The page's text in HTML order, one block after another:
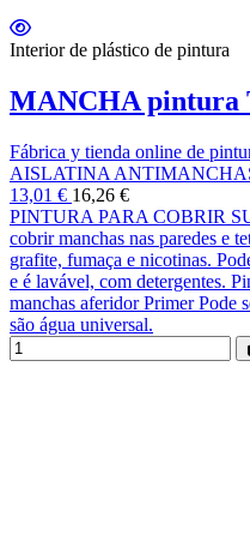
Interior de plástico de pintura
MANCHA pintura
Fábrica y tienda online de
AISLATINA
13,01 € 16,26 €
PINTURA PARA COBRIR
cobrir manchas nas paredes e
grafite, fumaça e nicotinas.
e é lavável, com detergentes.
manchas aferidor Primer Pode
são água universal.